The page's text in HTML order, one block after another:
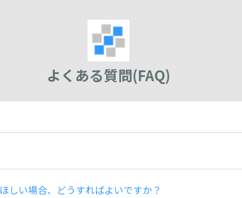
よくある質問(FAQ)
しい場合、どうすればよいですか？